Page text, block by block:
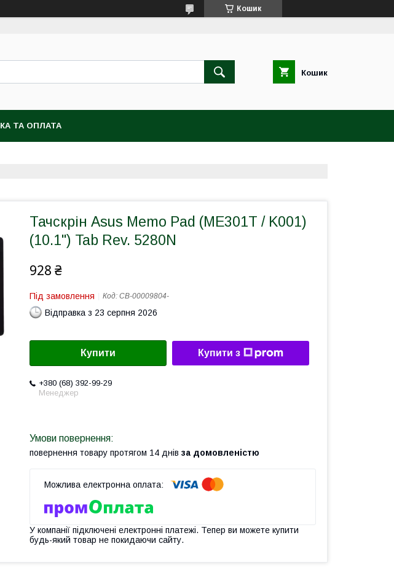
Кошик
Кошик
ТА ОПЛАТА
Тачскрін Asus Memo Pad (ME301T / K001)
(10.1") Tab Rev. 5280N
928 ₴
Під замовлення Код: CB-00009804-
Відправка з 23 серпня 2026
Купити Купити з
+380 (68) 392-99-29
Менеджер
повернення товару протягом 14 днів за домовленістю
У компанії підключені електронні платежі. Тепер ви можете купити
будь-який товар не покидаючи сайту.